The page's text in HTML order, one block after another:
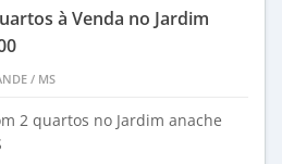
à Venda no Jardim
/ MS
2 quartos no Jardim anache